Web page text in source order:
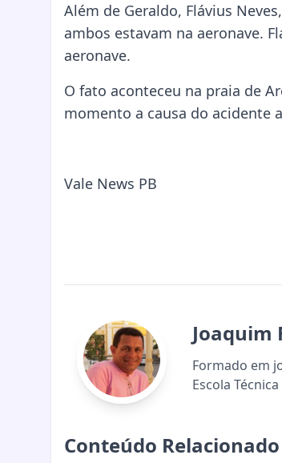
Além de Geraldo, Flávius
ambos estavam na aeronave.
aeronave.
O fato aconteceu na praia de
momento a causa do acidente
Vale News PB
Joaquim
Formado em
Escola
Conteúdo Relacionado